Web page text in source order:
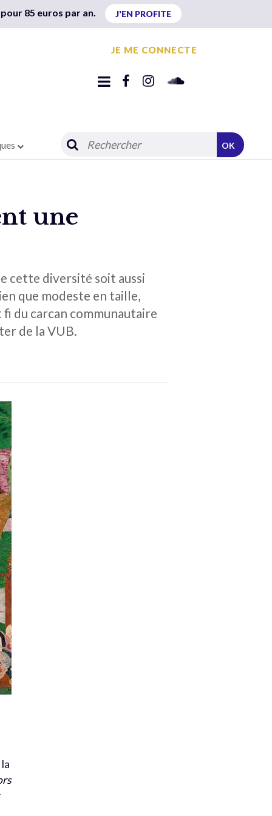
85 euros par an. J'EN PROFITE
JE ME CONNECTE
OK
une
cette diversité soit aussi
que modeste en taille,
du carcan communautaire
de la VUB.